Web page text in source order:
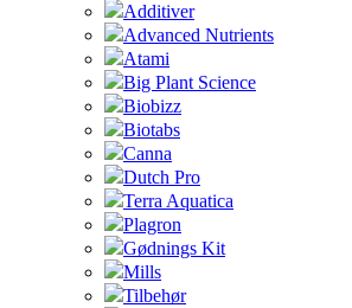
Additiver
Advanced Nutrients
Atami
Big Plant Science
Biobizz
Biotabs
Canna
Dutch Pro
Terra Aquatica
Plagron
Gødnings Kit
Mills
Tilbehør